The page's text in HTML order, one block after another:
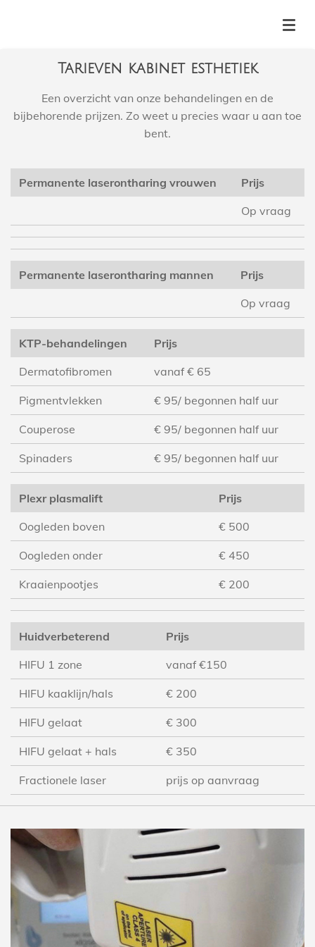
Tarieven kabinet esthetiek
Een overzicht van onze behandelingen en de
bijbehorende prijzen. Zo weet u precies waar u aan toe
bent.
Permanente laserontharing vrouwen
Prijs
Op vraag
Permanente laserontharing mannen
Prijs
Op vraag
KTP-behandelingen
Prijs
Dermatofibromen
vanaf € 65
Pigmentvlekken € 95/ begonnen half uur
Couperose € 95/ begonnen half uur
Spinaders € 95/ begonnen half uur
Plexr plasmalift
Prijs
Oogleden boven
€ 500
Oogleden onder € 450
Kraaienpootjes € 200
Huidverbeterend
Prijs
HIFU 1 zone
vanaf €150
HIFU kaaklijn/hals € 200
HIFU gelaat € 300
HIFU gelaat + hals € 350
Fractionele laser prijs op aanvraag